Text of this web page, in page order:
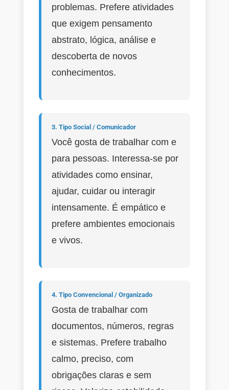
problemas. Prefere atividades
que exigem pensamento
abstrato, lógica, análise e
descoberta de novos
conhecimentos.
3. Tipo Social / Comunicador
Você gosta de trabalhar com e
para pessoas. Interessa-se por
atividades como ensinar,
ajudar, cuidar ou interagir
intensamente. É empático e
prefere ambientes emocionais
e vivos.
4. Tipo Convencional / Organizado
Gosta de trabalhar com
documentos, números, regras
e sistemas. Prefere trabalho
calmo, preciso, com
obrigações claras e sem